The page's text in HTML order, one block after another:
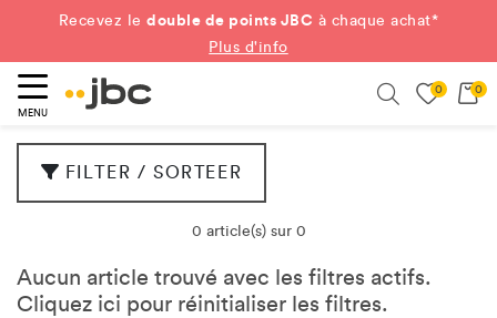
Recevez ledouble de points JBC à chaque achat*
Plus d'info
MENU
0 0
FILTER / SORTEER
0 article(s) sur 0
Aucun article trouvé avec les filtres actifs.
Cliquez ici pour réinitialiser les filtres.